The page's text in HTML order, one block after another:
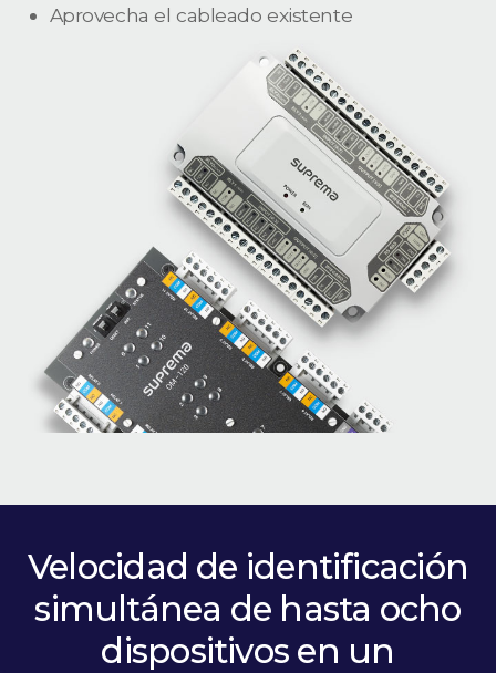
Aprovecha el cableado existente
Velocidad de identificación
simultánea de hasta ocho
dispositivos en un